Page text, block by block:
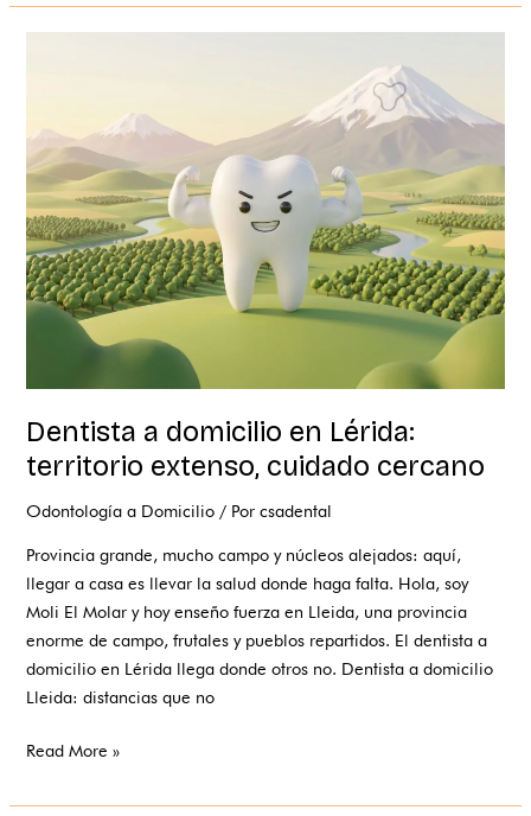
Dentista a domicilio en Lérida:
territorio extenso, cuidado cercano
Odontología a Domicilio / Porcsadental
Provincia grande, mucho campo y núcleos alejados: aquí,
llegar a casa es llevar la salud donde haga falta. Hola, soy
Moli El Molar y hoy enseño fuerza en Lleida, una provincia
enorme de campo, frutales y pueblos repartidos. El dentista a
domicilio en Lérida llega donde otros no. Dentista a domicilio
Lleida: distancias que no
Lérida:
territorio
extenso,
cuidado
cercano
Read More »